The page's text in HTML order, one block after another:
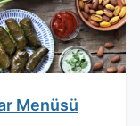
Menüsü